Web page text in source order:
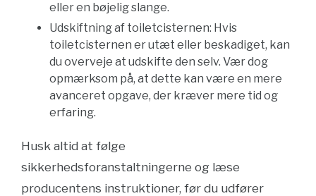
eller en bøjelig slange.
Udskiftning af toiletcisternen: Hvis
toiletcisternen er utæt eller beskadiget, kan
du overveje at udskifte den selv. Vær dog
opmærksom på, at dette kan være en mere
avanceret opgave, der kræver mere tid og
erfaring.
Husk altid at følge
sikkerhedsforanstaltningerne og læse
producentens instruktioner, før du udfører